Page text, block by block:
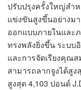
ปรับปรุงครั้งใหญ่สำ
แข่งขันสูงขึ้นอย่างม
ออกแบบภายในและ
ทรงพลังยิ่งขึ้น ระบบ
และการจัดเรียงคุณส
สามารถลากจูงได้สู
สูงสุด 4,103 ปอนด์